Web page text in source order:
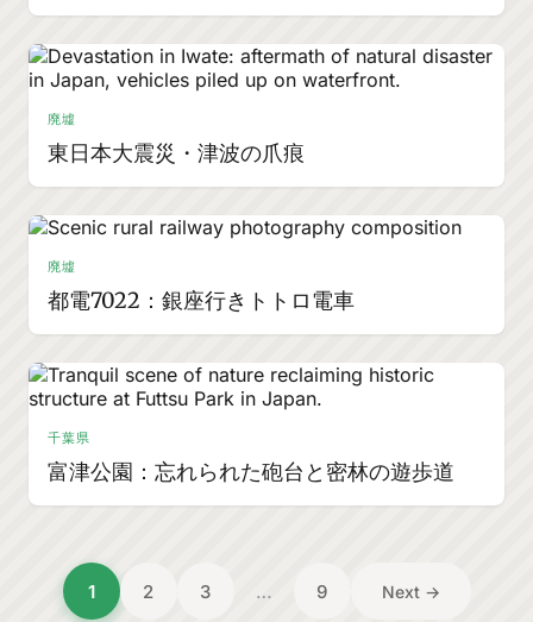
廃墟
東日本大震災・津波の爪痕
廃墟
都電7022：銀座行きトトロ電車
千葉県
富津公園：忘れられた砲台と密林の遊歩道
1 2 3 … 9 Next →